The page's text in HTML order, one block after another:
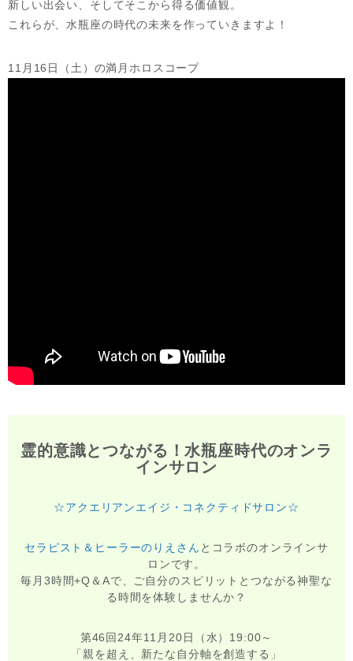
新しい出会い、そしてそこから得る価値観。
これらが、水瓶座の時代の未来を作っていきますよ！
11月16日（土）の満月ホロスコープ
霊的意識とつながる！水瓶座時代のオンラ
インサロン
☆アクエリアンエイジ・コネクティドサロン☆
セラピスト＆ヒーラーのりえさん とコラボのオンラインサ
ロンです。
毎月3時間+Q＆Aで、ご自分のスピリットとつながる神聖な
る時間を体験しませんか？
第46回24年11月20日（水）19:00～
「親を超え、新たな自分軸を創造する」